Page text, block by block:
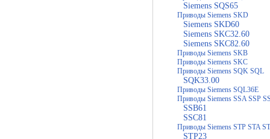
Siemens SQS65
Приводы Siemens SKD
Siemens SKD60
Siemens SKC32.60
Siemens SKC82.60
Приводы Siemens SKB
Приводы Siemens SKC
Приводы Siemens SQK SQL
SQK33.00
Приводы Siemens SQL36E
Приводы Siemens SSA SSP
SSB61
SSC81
Приводы Siemens STP STA
STP23